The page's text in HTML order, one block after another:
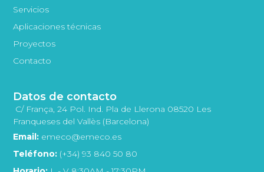
Servicios
Aplicaciones técnicas
Proyectos
Contacto
Datos de contacto
C/ França, 24 Pol. Ind. Pla de Llerona 08520 Les
Franqueses del Vallès (Barcelona)
Email: emeco@emeco.es
Teléfono: (+34) 93 840 50 80